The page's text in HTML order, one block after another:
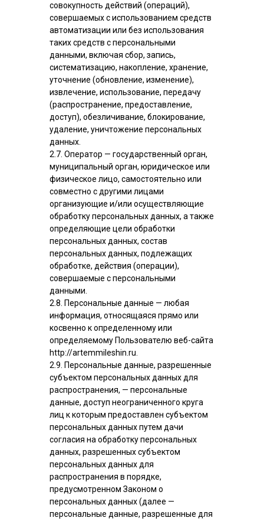
совокупность действий (операций),
совершаемых с использованием средств
автоматизации или без использования
таких средств с персональными
данными, включая сбор, запись,
систематизацию, накопление, хранение,
уточнение (обновление, изменение),
извлечение, использование, передачу
(распространение, предоставление,
доступ), обезличивание, блокирование,
удаление, уничтожение персональных
данных.
2.7. Оператор — государственный орган,
муниципальный орган, юридическое или
физическое лицо, самостоятельно или
совместно с другими лицами
организующие и/или осуществляющие
обработку персональных данных, а также
определяющие цели обработки
персональных данных, состав
персональных данных, подлежащих
обработке, действия (операции),
совершаемые с персональными
данными.
2.8. Персональные данные — любая
информация, относящаяся прямо или
косвенно к определенному или
определяемому Пользователю веб-сайта
http://artemmileshin.ru.
2.9. Персональные данные, разрешенные
субъектом персональных данных для
распространения, — персональные
данные, доступ неограниченного круга
лиц к которым предоставлен субъектом
персональных данных путем дачи
согласия на обработку персональных
данных, разрешенных субъектом
персональных данных для
распространения в порядке,
предусмотренном Законом о
персональных данных (далее —
персональные данные, разрешенные для